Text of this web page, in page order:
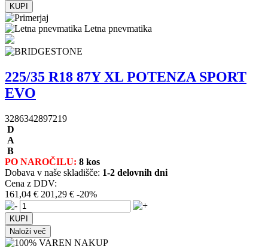
Letna pnevmatika
225/35 R18 87Y XL POTENZA SPORT
EVO
3286342897219
D
A
B
PO NAROČILU: 8 kos
Dobava v naše skladišče: 1-2 delovnih dni
Cena z DDV:
161,04 € 201,29 € -20%
Naloži več